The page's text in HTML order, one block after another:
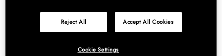
Reject All Accept All Cookies
Cookie Settings